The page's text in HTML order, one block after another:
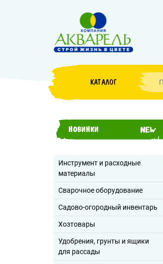
КАТАЛОГ
НОВИНКИ
Инструмент и расходные
материалы
Сварочное оборудование
Садово-огородный инвентарь
Хозтовары
Удобрения, грунты и ящики
для рассады